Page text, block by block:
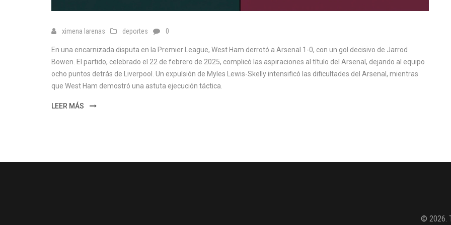
ximena larenas deportes 0
En una encarnizada disputa en la Premier League, West Ham derrotó a Arsenal 1-0, con un gol decisivo de Jarrod
Bowen. El partido, celebrado el 22 de febrero de 2025, complicó las aspiraciones al título del Arsenal, dejando al equipo
ocho puntos detrás de Liverpool. Un expulsión de Myles Lewis-Skelly intensificó las dificultades del Arsenal, mientras
que West Ham demostró una astuta ejecución táctica.
LEER MÁS
© 2026.